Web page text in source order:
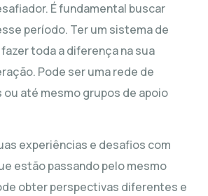
É fundamental buscar
período. Ter um sistema de
toda a diferença na sua
Pode ser uma rede de
ou até mesmo grupos de apoio
experiências e desafios com
estão passando pelo mesmo
obter perspectivas diferentes e